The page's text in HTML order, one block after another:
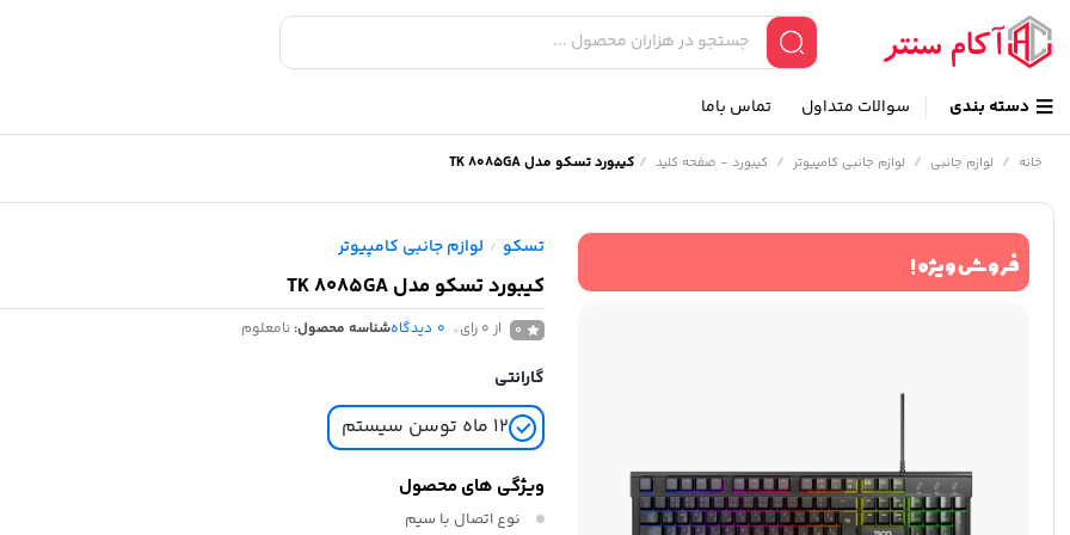
دسته بندی سوالات متداول تماس باما
خانه / لوازم جانبی / لوازم جانبی کامپیوتر / کیبورد - صفحه کلید / کیبورد تسکو مدل TK 8085GA
فروش ویژه ! تسکو / لوازم جانبی کامپیوتر
کیبورد تسکو مدل TK 8085GA
0 از 0 رای 0 دیدگاهشناسه محصول: نامعلوم
گارانتی
۱۲ ماه توسن سیستم
ویژگی های محصول
نوع اتصال با سیم